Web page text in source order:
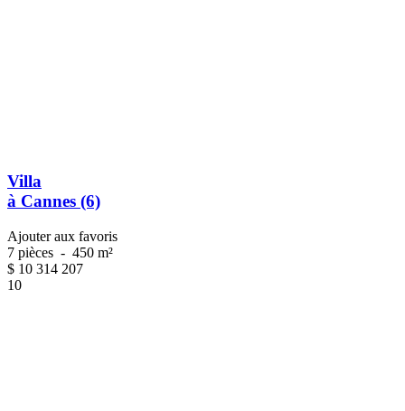
Villa
à Cannes (6)
Ajouter aux favoris
7 pièces - 450 m²
$ 10 314 207
10